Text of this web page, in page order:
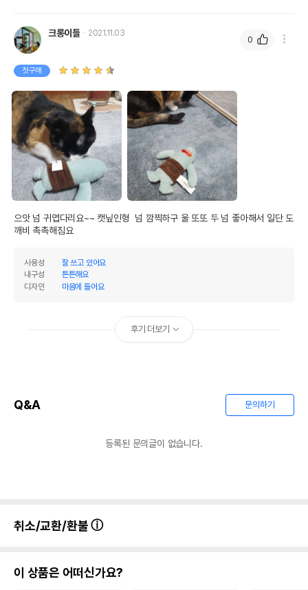
크롱이들 2021.11.03
첫구매
으앗 넘 귀엽다리요~~ 캣닢인형  넘 깜찍하구 울 또또 두 넘 좋아해서 일단 도
깨비 촉촉해짐요
사용성
잘 쓰고 있어요
내구성
튼튼해요
디자인
마음에 들어요
0
후기 더보기
Q&A 문의하기
등록된 문의글이 없습니다.
취소/교환/환불
이 상품은 어떠신가요?